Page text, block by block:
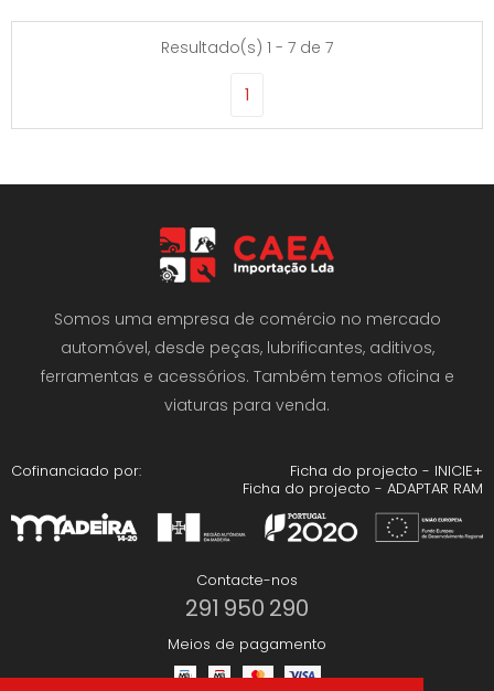
Resultado(s) 1 - 7 de 7
1
Somos uma empresa de comércio no mercado
automóvel, desde peças, lubrificantes, aditivos,
ferramentas e acessórios. Também temos oficina e
viaturas para venda.
Cofinanciado por:
Ficha do projecto - INICIE+
Ficha do projecto - ADAPTAR RAM
Contacte-nos
291 950 290
Meios de pagamento